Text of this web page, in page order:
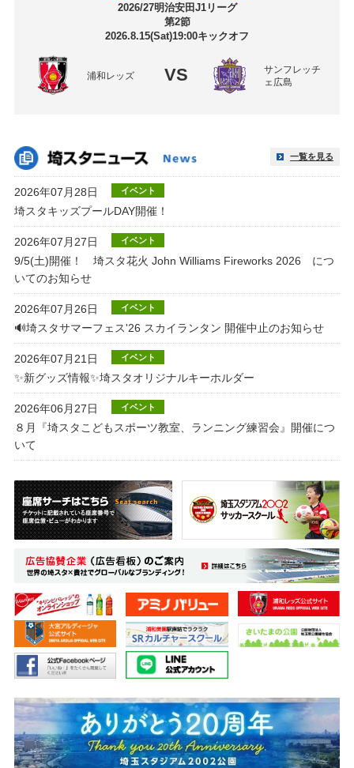
2026/27明治安田J1リーグ
第2節
2026.8.15(Sat)19:00キックオフ
浦和レッズ VS
サンフレッチ
ェ広島
一覧を見る
2026年07月28日 イベント
埼スタキッズプールDAY開催！
2026年07月27日 イベント
9/5(土)開催！ 埼スタ花火 John Williams Fireworks 2026 につ
いてのお知らせ
2026年07月26日 イベント
🔊埼スタサマーフェス'26 スカイランタン 開催中止のお知らせ
2026年07月21日 イベント
✨新グッズ情報✨埼スタオリジナルキーホルダー
2026年06月27日 イベント
８月『埼スタこどもスポーツ教室、ランニング練習会』開催につ
いて